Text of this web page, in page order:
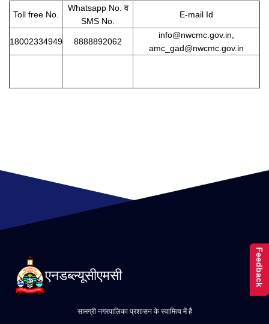
Toll free No.
Whatsapp No. व
SMS No.
E-mail Id
18002334949 8888892062
info@nwcmc.gov.in,
amc_gad@nwcmc.gov.in
एनडब्ल्यूसीएमसी
सामग्री नगरपालिका प्रशासन के स्वामित्व में है
Feedback